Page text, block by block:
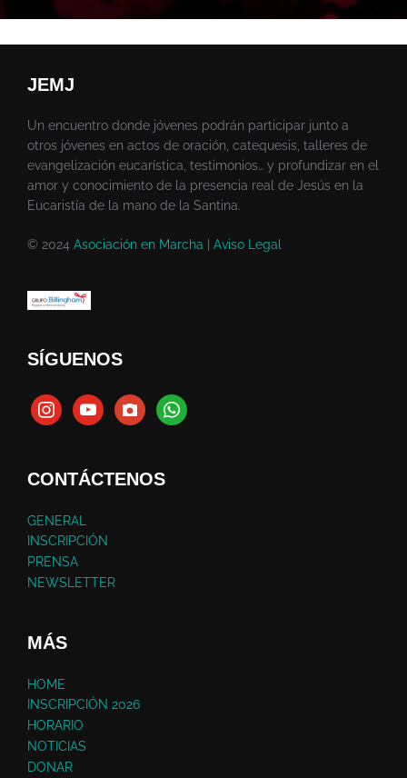
JEMJ
Un encuentro donde jóvenes podrán participar junto a
otros jóvenes en actos de oración, catequesis, talleres de
evangelización eucarística, testimonios… y profundizar en el
amor y conocimiento de la presencia real de Jesús en la
Eucaristía de la mano de la Santina.
© 2024 Asociación en Marcha Aviso Legal
SÍGUENOS
CONTÁCTENOS
GENERAL
INSCRIPCIÓN
PRENSA
NEWSLETTER
MÁS
HOME
INSCRIPCIÓN 2026
HORARIO
NOTICIAS
DONAR